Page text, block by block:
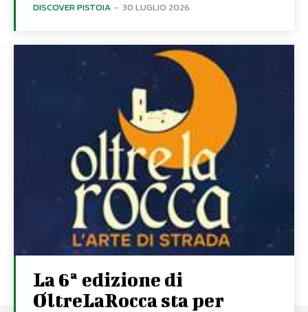
DISCOVER PISTOIA - 30 LUGLIO 2026
La 6ª edizione di
OltreLaRocca sta per